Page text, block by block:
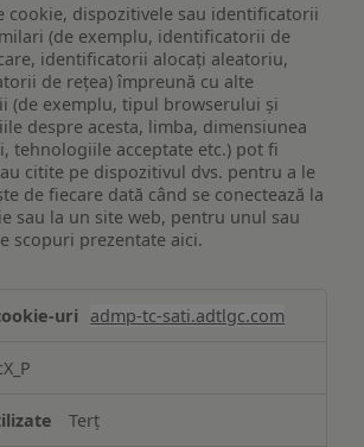
cookie, dispozitivele sau identificatorii
(de exemplu, identificatorii de
identificatorii alocați aleatoriu,
de rețea) împreună cu alte
(de exemplu, tipul browserului și
despre acesta, limba, dimensiunea
tehnologiile acceptate etc.) pot fi
citite pe dispozitivul dvs. pentru a le
de fiecare dată când se conectează la
sau la un site web, pentru unul sau
scopuri prezentate aici.
admp-tc-sati.adtlgc.com
Terț